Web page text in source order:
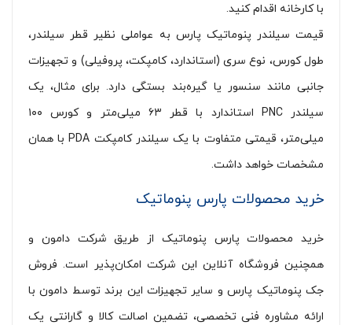
با کارخانه اقدام کنید.
قیمت سیلندر پنوماتیک پارس به عواملی نظیر قطر سیلندر،
طول کورس، نوع سری (استاندارد، کامپکت، پروفیلی) و تجهیزات
جانبی مانند سنسور یا گیره‌بند بستگی دارد. برای مثال، یک
سیلندر PNC استاندارد با قطر ۶۳ میلی‌متر و کورس ۱۰۰
میلی‌متر، قیمتی متفاوت با یک سیلندر کامپکت PDA با همان
مشخصات خواهد داشت.
خرید محصولات پارس پنوماتیک
خرید محصولات پارس پنوماتیک از طریق شرکت دامون و
همچنین فروشگاه آنلاین این شرکت امکان‌پذیر است. فروش
جک پنوماتیک پارس و سایر تجهیزات این برند توسط دامون با
ارائه مشاوره فنی تخصصی، تضمین اصالت کالا و گارانتی یک